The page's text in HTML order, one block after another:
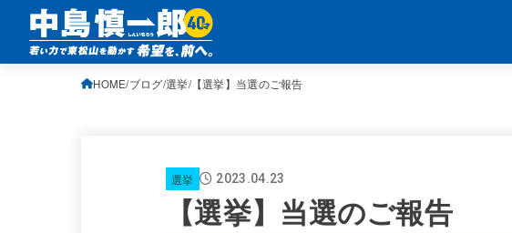
HOME ブログ 選挙 【選挙】当選のご報告
選挙 2023.04.23
【選挙】当選のご報告